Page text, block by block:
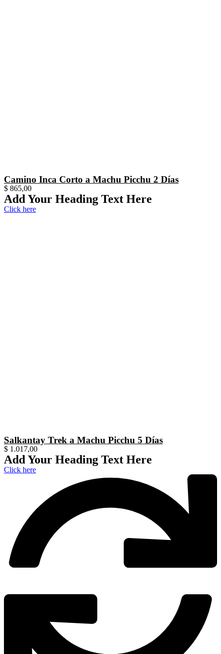
Camino Inca Corto a Machu Picchu 2 Días
$ 865,00
Add Your Heading Text Here
Click here
Salkantay Trek a Machu Picchu 5 Días
$ 1.017,00
Add Your Heading Text Here
Click here